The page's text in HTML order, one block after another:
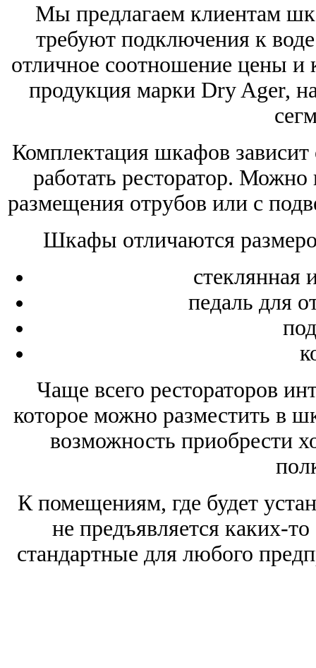
Мы предлагаем клиентам
требуют подключения к
отличное соотношение цены и
продукция марки Dry Ager,
Комплектация шкафов зависит
работать ресторатор.
размещения отрубов или с
Шкафы отличаются
стеклянная
педаль для
Чаще всего рестораторов
которое можно разместить в
возможность приобрести
К помещениям, где будет
не предъявляется каких-
стандартные для любого